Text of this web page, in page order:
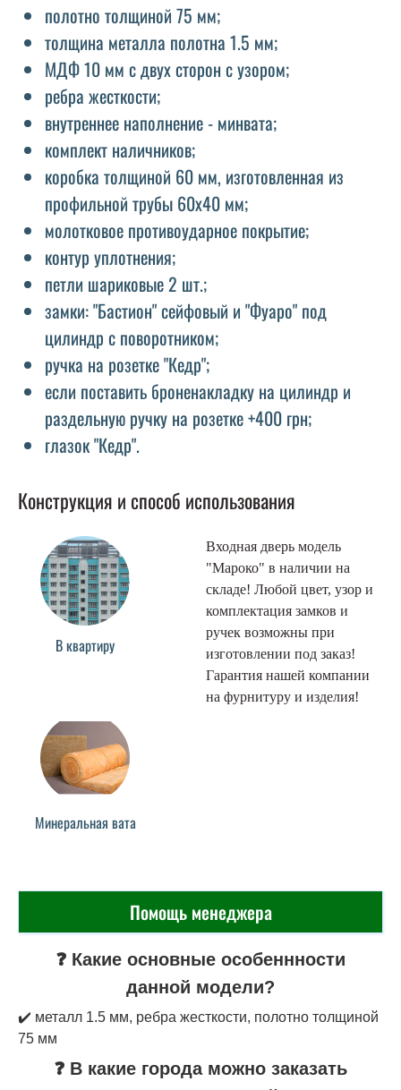
полотно толщиной 75 мм;
толщина металла полотна 1.5 мм;
МДФ 10 мм с двух сторон с узором;
ребра жесткости;
внутреннее наполнение - минвата;
комплект наличников;
коробка толщиной 60 мм, изготовленная из
профильной трубы 60х40 мм;
молотковое противоударное покрытие;
контур уплотнения;
петли шариковые 2 шт.;
замки: "Бастион" сейфовый и "Фуаро" под
цилиндр с поворотником;
ручка на розетке "Кедр";
если поставить броненакладку на цилиндр и
раздельную ручку на розетке +400 грн;
глазок "Кедр".
Конструкция и способ использования
В квартиру
Минеральная вата
Входная дверь модель
"Мароко" в наличии на
складе! Любой цвет, узор и
комплектация замков и
ручек возможны при
изготовлении под заказ!
Гарантия нашей компании
на фурнитуру и изделия!
Помощь менеджера
❓ Какие основные особеннности
данной модели?
✔️ металл 1.5 мм, ребра жесткости, полотно толщиной
75 мм
❓ В какие города можно заказать